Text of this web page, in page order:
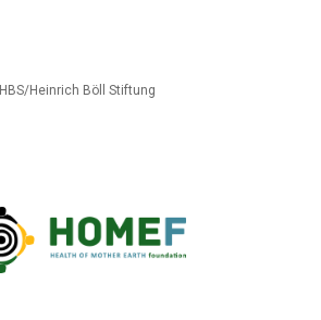
HBS/Heinrich Böll Stiftung